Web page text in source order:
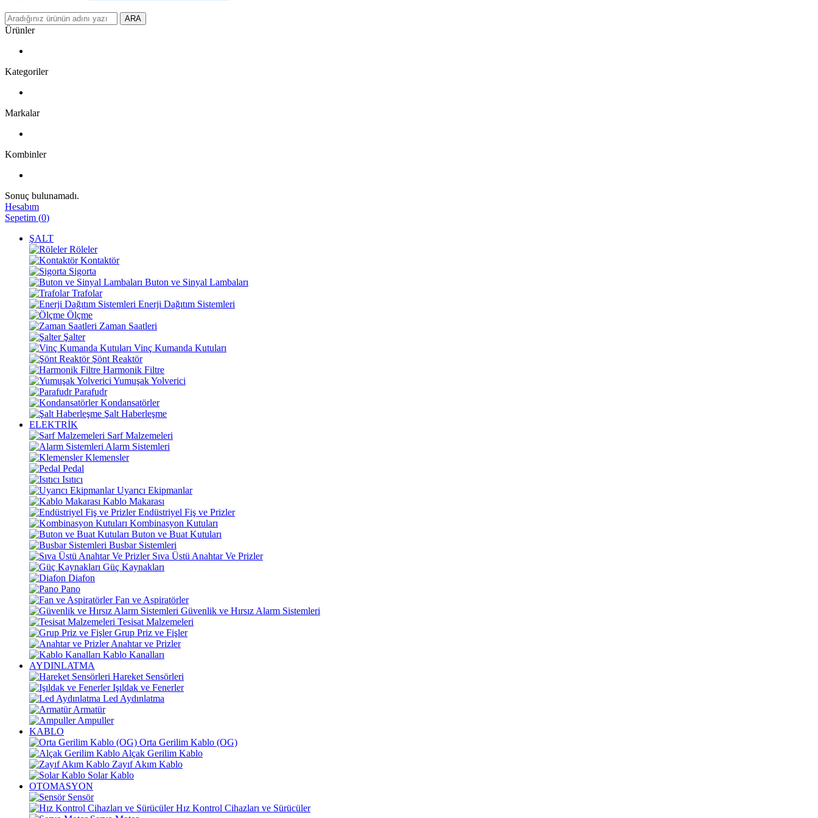
ARA
Ürünler
Kategoriler
Markalar
Kombinler
Sonuç bulunamadı.
Hesabım
Sepetim (0)
ŞALT
Röleler
Kontaktör
Sigorta
Buton ve Sinyal Lambaları
Trafolar
Enerji Dağıtım Sistemleri
Ölçme
Zaman Saatleri
Şalter
Vinç Kumanda Kutuları
Şönt Reaktör
Harmonik Filtre
Yumuşak Yolverici
Parafudr
Kondansatörler
Şalt Haberleşme
ELEKTRİK
Sarf Malzemeleri
Alarm Sistemleri
Klemensler
Pedal
Isıtıcı
Uyarıcı Ekipmanlar
Kablo Makarası
Endüstriyel Fiş ve Prizler
Kombinasyon Kutuları
Buton ve Buat Kutuları
Busbar Sistemleri
Sıva Üstü Anahtar Ve Prizler
Güç Kaynakları
Diafon
Pano
Fan ve Aspiratörler
Güvenlik ve Hırsız Alarm Sistemleri
Tesisat Malzemeleri
Grup Priz ve Fişler
Anahtar ve Prizler
Kablo Kanalları
AYDINLATMA
Hareket Sensörleri
Işıldak ve Fenerler
Led Aydınlatma
Armatür
Ampuller
KABLO
Orta Gerilim Kablo (OG)
Alçak Gerilim Kablo
Zayıf Akım Kablo
Solar Kablo
OTOMASYON
Sensör
Hız Kontrol Cihazları ve Sürücüler